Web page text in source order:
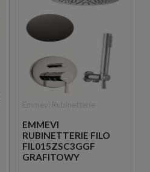
EMMEVI
RUBINETTERIE FILO
FIL015ZSC3GGF
GRAFITOWY